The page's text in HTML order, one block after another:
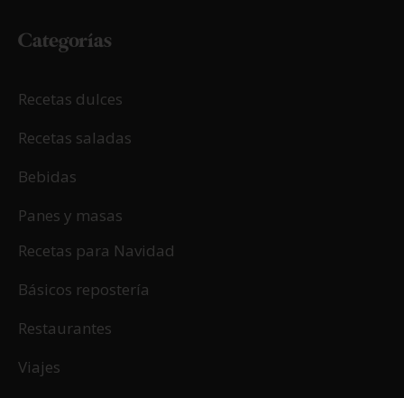
Categorías
Recetas dulces
Recetas saladas
Bebidas
Panes y masas
Recetas para Navidad
Básicos repostería
Restaurantes
Viajes